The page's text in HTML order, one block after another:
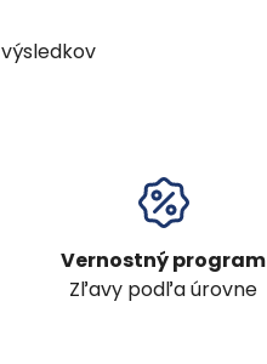
výsledkov
Vernostný program
Zľavy podľa úrovne